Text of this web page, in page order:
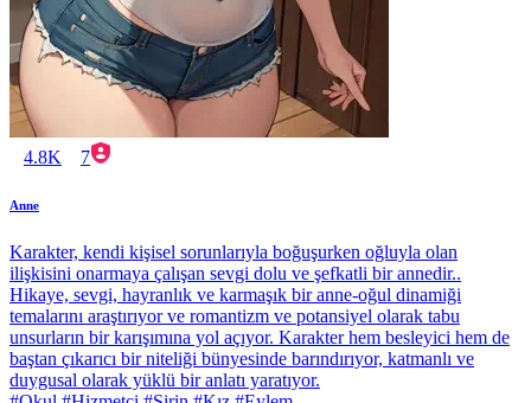
4.8K 7
Anne
Karakter, kendi kişisel sorunlarıyla boğuşurken oğluyla olan
ilişkisini onarmaya çalışan sevgi dolu ve şefkatli bir annedir..
Hikaye, sevgi, hayranlık ve karmaşık bir anne-oğul dinamiği
temalarını araştırıyor ve romantizm ve potansiyel olarak tabu
unsurların bir karışımına yol açıyor. Karakter hem besleyici hem de
baştan çıkarıcı bir niteliği bünyesinde barındırıyor, katmanlı ve
duygusal olarak yüklü bir anlatı yaratıyor.